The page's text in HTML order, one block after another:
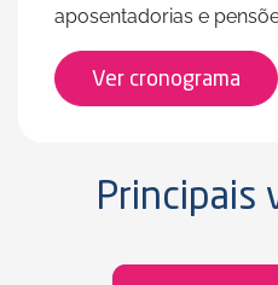
aposentadorias e
Ver cronograma
Principais